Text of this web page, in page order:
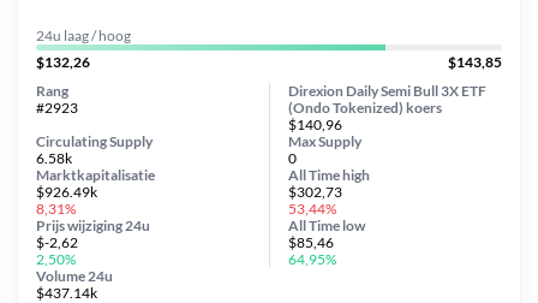
24u laag / hoog
$132,26
$143,85
Direxion Daily Semi Bull 3X ETF
(Ondo Tokenized) koers
$140,96
Circulating Supply
6.58k
Prijs wijziging 24u
$-2,62
2,50%
Max Supply
0
Marktkapitalisatie
$926.49k
8,31%
Volume 24u
$437.14k
Rang
#2923
All Timehigh
$302,73
53,44%
All Time low
$85,46
64,95%